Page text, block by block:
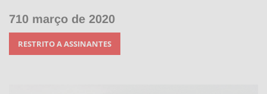
710 março de 2020
RESTRITO A ASSINANTES